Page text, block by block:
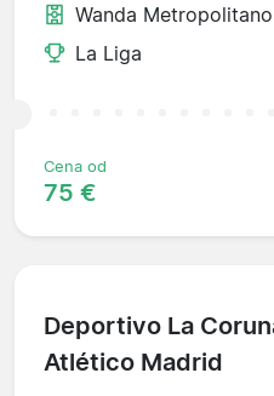
Wanda Metropolitano
La Liga
Cena od
75 €
Deportivo La
Atlético Madrid